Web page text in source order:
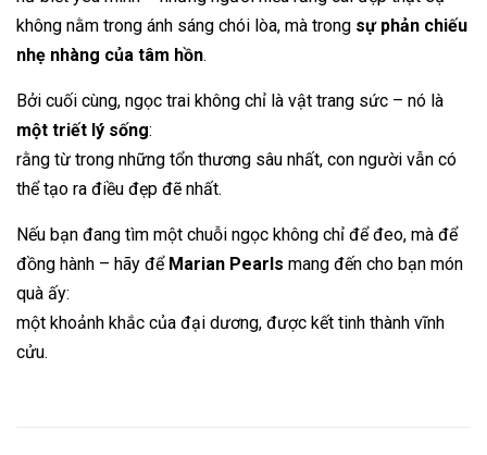
không nằm trong ánh sáng chói lòa, mà trong sự phản chiếu
nhẹ nhàng của tâm hồn.
Bởi cuối cùng, ngọc trai không chỉ là vật trang sức – nó là
một triết lý sống:
rằng từ trong những tổn thương sâu nhất, con người vẫn có
thể tạo ra điều đẹp đẽ nhất.
Nếu bạn đang tìm một chuỗi ngọc không chỉ để đeo, mà để
đồng hành – hãy để Marian Pearls mang đến cho bạn món
quà ấy:
một khoảnh khắc của đại dương, được kết tinh thành vĩnh
cửu.